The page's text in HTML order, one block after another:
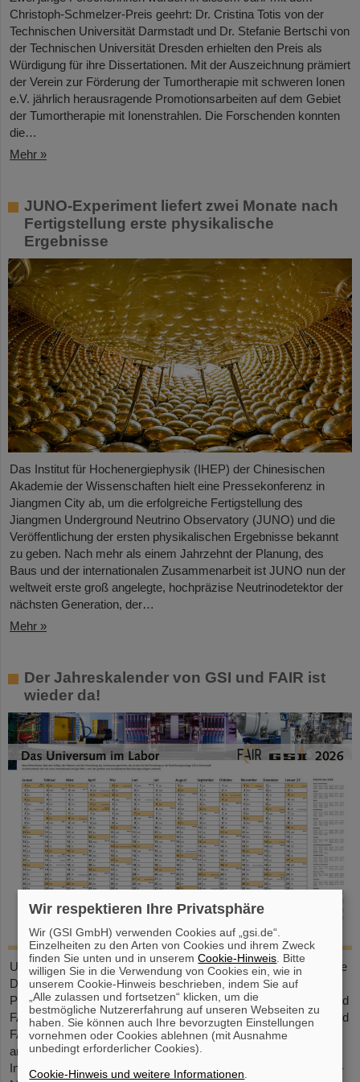
Christoph-Schmelzer-Preis geehrt: Dr. Cristina Totis von der
Technischen Universität Darmstadt und Dr. Stefanie Bertschi von
der Technischen Universität Dresden erhielten den Preis als
Würdigung für ihre Dissertationen. Mit der Auszeichnung prämiert
der Verein zur Förderung der Tumortherapie mit schweren Ionen
e.V. jährlich herausragende Promotionsarbeiten auf dem Gebiet
der Tumortherapie mit Ionenstrahlen. Die Forschenden konnten
die…
Mehr »
JUNO-Experiment liefert zwei Monate nach
Fertigstellung erste physikalische
Ergebnisse
Das Institut für Hochenergiephysik (IHEP) der Chinesischen
Akademie der Wissenschaften hielt eine Pressekonferenz in
Jiangmen City ab, um die erfolgreiche Fertigstellung des
Jiangmen Underground Neutrino Observatory (JUNO) und die
Veröffentlichung der ersten physikalischen Ergebnisse bekannt
zu geben. Nach mehr als einem Jahrzehnt der Planung, des
Baus und der internationalen Zusammenarbeit ist JUNO nun der
weltweit erste groß angelegte, hochpräzise Neutrinodetektor der
nächsten Generation, der…
Mehr »
Der Jahreskalender von GSI und FAIR ist
wieder da!
Unser großformatiger DIN-A2-Kalender bietet eine übersichtliche
Darstellung aller Feiertage und Schulferien sowie ausreichend
Platz für persönliche Notizen. Mit attraktiven Bildern von GSI und
FAIR ist er ein praktischer Begleiter durchs ganze Jahr. GSI- und
FAIR-Mitarbeitende können den Kalender direkt im Foyer oder
am Empfang in der Borsigstraße abholen. Externe
Interessent*innen erhalten ihn per Post: Bitte senden Sie eine E-
Wir respektieren Ihre Privatsphäre
Wir (GSI GmbH) verwenden Cookies auf „gsi.de“.
Einzelheiten zu den Arten von Cookies und ihrem Zweck
finden Sie unten und in unseremCookie-Hinweis . Bitte
willigen Sie in die Verwendung von Cookies ein, wie in
unserem Cookie-Hinweis beschrieben, indem Sie auf
„Alle zulassen und fortsetzen“ klicken, um die
bestmögliche Nutzererfahrung auf unseren Webseiten zu
haben. Sie können auch Ihre bevorzugten Einstellungen
vornehmen oder Cookies ablehnen (mit Ausnahme
unbedingt erforderlicher Cookies).
Cookie-Hinweis und weitere Informationen